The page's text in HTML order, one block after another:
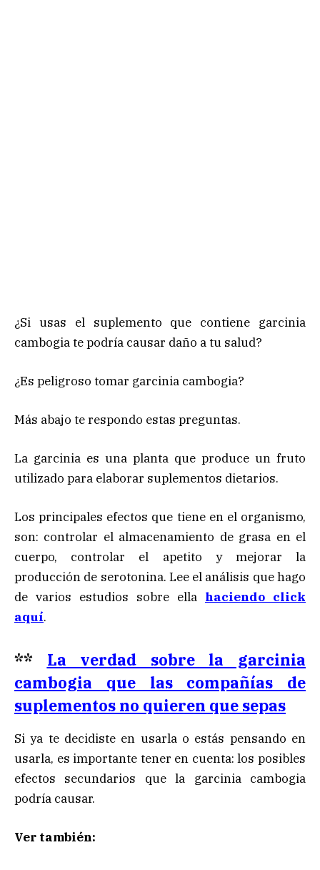
¿Si usas el suplemento que contiene garcinia
cambogia te podría causar daño a tu salud?
¿Es peligroso tomar garcinia cambogia?
Más abajo te respondo estas preguntas.
La garcinia es una planta que produce un fruto
utilizado para elaborar suplementos dietarios.
Los principales efectos que tiene en el organismo,
son: controlar el almacenamiento de grasa en el
cuerpo, controlar el apetito y mejorar la
producción de serotonina. Lee el análisis que hago
de varios estudios sobre ella haciendo click
aquí.
** La verdad sobre la garcinia
cambogia que las compañías de
suplementos no quieren que sepas
Si ya te decidiste en usarla o estás pensando en
usarla, es importante tener en cuenta: los posibles
efectos secundarios que la garcinia cambogia
podría causar.
Ver también: